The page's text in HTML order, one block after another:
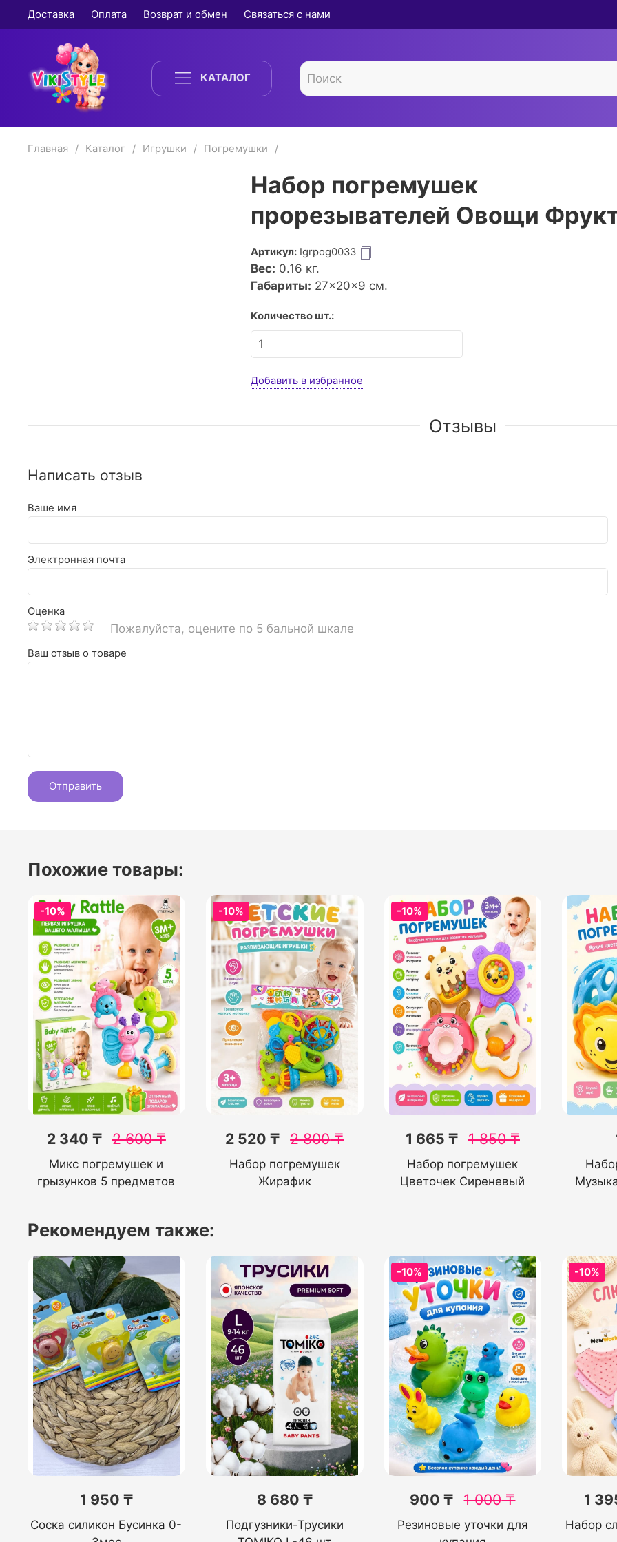
Доставка Оплата Возврат и обмен Связаться с нами
КАТАЛОГ
Главная Каталог Игрушки Погремушки
Набор погремушек
прорезывателей Овощи
Артикул: Igrpog0033
Вес: 0.16 кг.
Габариты: 27×20×9 см.
Количество шт.:
Добавить в избранное
Отзывы
Написать отзыв
Ваше имя
Электронная почта
Оценка
Пожалуйста, оцените по 5 бальной шкале
Ваш отзыв о товаре
Похожие товары:
-10%
2 340 ₸ 2 600₸
Микс погремушек и
грызунков 5 предметов
-10%
2 520 ₸ 2 800₸
Набор погремушек
Жирафик
-10%
1 665 ₸ 1 850₸
Набор погремушек
Цветочек Сиреневый
Рекомендуем также:
1 950 ₸
Соска силикон Бусинка 0-
8 680 ₸
Подгузники-Трусики
-10%
900 ₸ 1 000₸
Резиновые уточки для
-10%
1
Набор